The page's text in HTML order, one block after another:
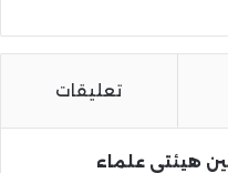
تعليقات
هيئتي علماء